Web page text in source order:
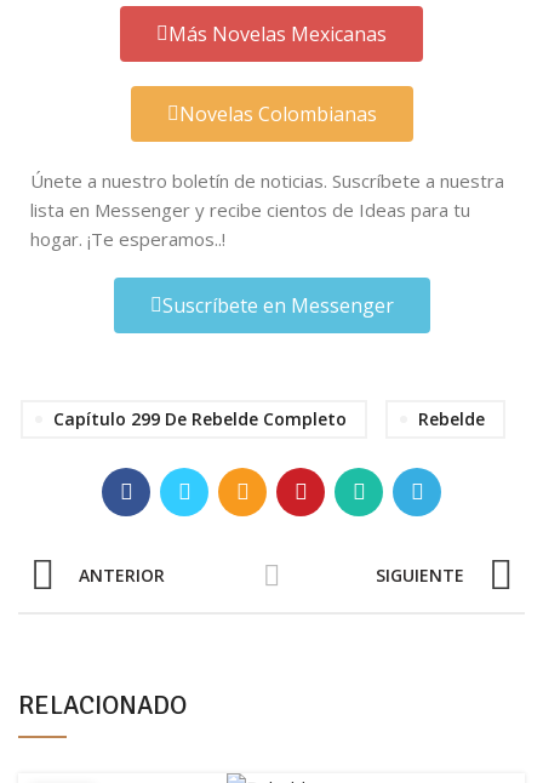
Más Novelas Mexicanas
Novelas Colombianas
Únete a nuestro boletín de noticias. Suscríbete a nuestra
lista en Messenger y recibe cientos de Ideas para tu
hogar. ¡Te esperamos..!
Suscríbete en Messenger
Capítulo 299 De Rebelde Completo Rebelde
ANTERIOR SIGUIENTE
RELACIONADO